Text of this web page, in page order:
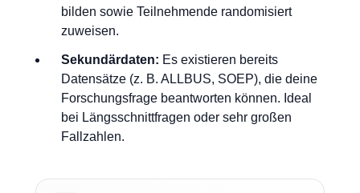
bilden sowie Teilnehmende randomisiert
zuweisen.
Sekundärdaten: Es existieren bereits
Datensätze (z. B. ALLBUS, SOEP), die deine
Forschungsfrage beantworten können. Ideal
bei Längsschnittfragen oder sehr großen
Fallzahlen.